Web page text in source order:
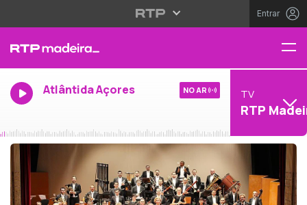
Entrar
Atlântida Açores NO AR TV
RTP